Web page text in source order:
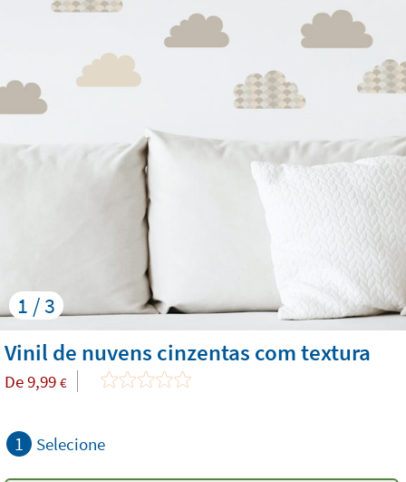
1 / 3
Vinil de nuvens cinzentas com textura
De9,99 €
1 Selecione